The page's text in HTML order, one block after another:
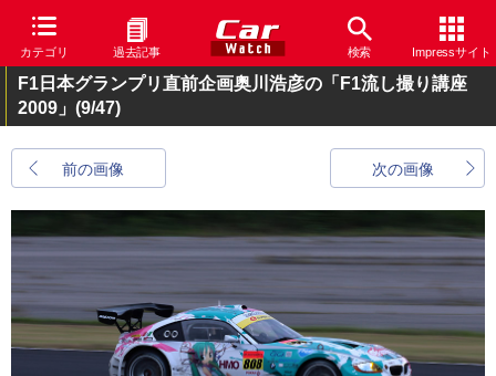
カテゴリ 過去記事 検索 Impressサイト
F1日本グランプリ直前企画奥川浩彦の「F1流し撮り講座
2009」 (9/47)
前の画像 次の画像